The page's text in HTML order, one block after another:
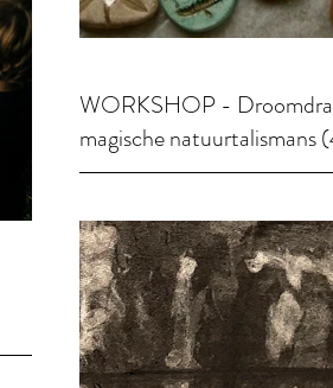
WORKSHOP -
magische natuurtalismans